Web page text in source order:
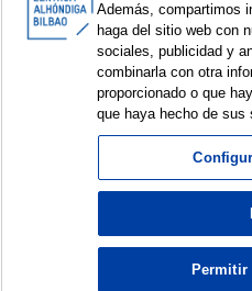
< Items sorted
© Azkuna Zentroa - Alhóndiga
Además, compartimos
haga del sitio web con
sociales, publicidad y
combinarla con otra
proporcionado o que
que haya hecho de sus
Permitir